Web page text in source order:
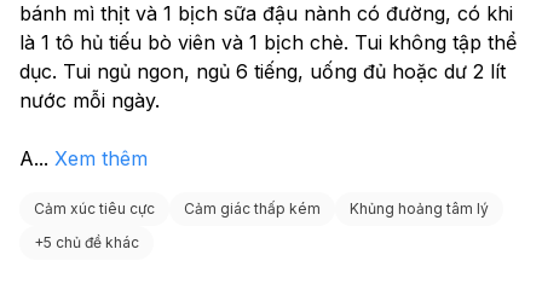
bánh mì thịt và 1 bịch sữa đậu nành có đường, có khi
là 1 tô hủ tiếu bò viên và 1 bịch chè. Tui không tập thể
dục. Tui ngủ ngon, ngủ 6 tiếng, uống đủ hoặc dư 2 lít
nước mỗi ngày.
A... Xem thêm
Cảm xúc tiêu cực Cảm giác thấp kém
Khủng hoảng tâm lý
+5 chủ đề khác